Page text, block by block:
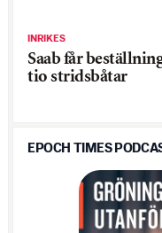
INRIKES
Saab får
tio stridsbåtar
EPOCH TIMES